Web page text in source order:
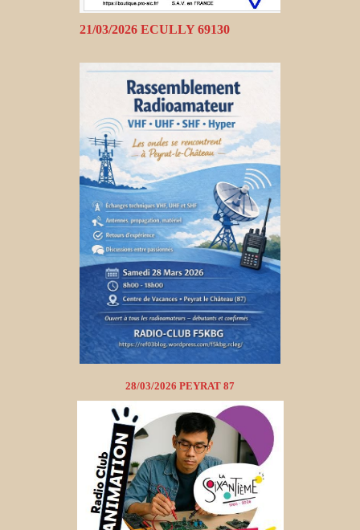
21/03/2026 ECULLY 69130
28/03/2026 PEYRAT 87